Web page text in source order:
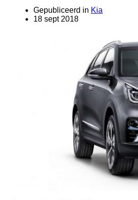
Gepubliceerd in Kia
18 sept 2018